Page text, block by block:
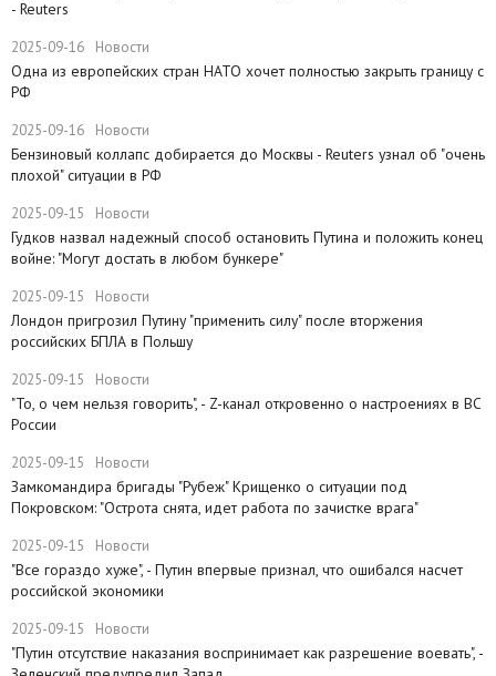
- Reuters
2025-09-16 Новости
Одна из европейских стран НАТО хочет полностью закрыть границу с
РФ
2025-09-16 Новости
​Бензиновый коллапс добирается до Москвы - Reuters узнал об "очень
плохой" ситуации в РФ
2025-09-15 Новости
Гудков назвал надежный способ остановить Путина и положить конец
войне: "Могут достать в любом бункере"
2025-09-15 Новости
Лондон пригрозил Путину "применить силу" после вторжения
российских БПЛА в Польшу
2025-09-15 Новости
"То, о чем нельзя говорить", - Z-канал откровенно о настроениях в ВС
России
2025-09-15 Новости
Замкомандира бригады "Рубеж" Крищенко​ о ситуации под
Покровском: "Острота снята, идет работа по зачистке врага"
2025-09-15 Новости
"Все гораздо хуже", - Путин впервые признал, что ошибался насчет
российской экономики
2025-09-15 Новости
​"Путин отсутствие наказания воспринимает как разрешение воевать", -